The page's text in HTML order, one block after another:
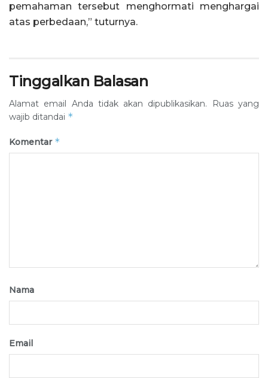
pemahaman tersebut menghormati menghargai
atas perbedaan,” tuturnya.
Tinggalkan Balasan
Alamat email Anda tidak akan dipublikasikan.
Ruas yang
wajib ditandai *
Komentar *
Nama
Email